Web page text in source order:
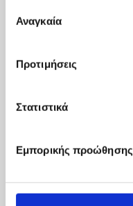
των υπηρεσιών τους.
συγκατάθεσης
Αναγκαία
Προτιμήσεις
Στατιστικά
Εμπορικής προώθησης